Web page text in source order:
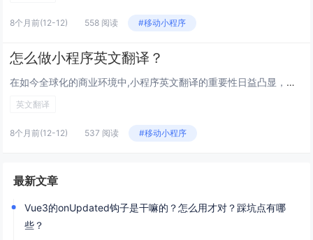
8个月前(12-12) 558 阅读 #移动小程序
怎么做小程序英文翻译？
在如今全球化的商业环境中,小程序英文翻译的重要性日益凸显，一款面向国际用户的小程序，精准的英文翻译能帮助其更好地拓展市场，提升用户体验，那究竟怎么做小程序英文翻译呢？ 明确翻译需求 首先要明确小程序的功能和目标用户群体,不同功能的小程序...
英文翻译
8个月前(12-12) 537 阅读 #移动小程序
最新文章
Vue3的onUpdated钩子是干嘛的？怎么用才对？踩坑点有哪
些？